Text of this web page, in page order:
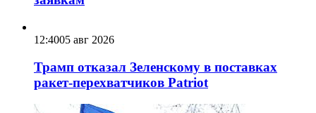
12:4005 авг 2026
Трамп отказал Зеленскому в поставках
ракет-перехватчиков Patriot